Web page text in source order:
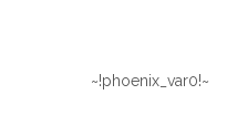
~!phoenix_var0!~